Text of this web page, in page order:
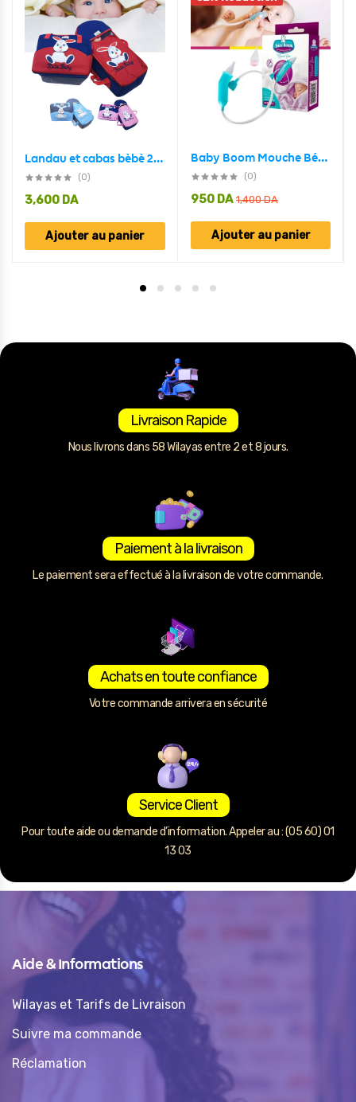
Landau et cabas bèbè 2en1dessin animè 3D
(0)
3,600 DA
Ajouter au panier
Baby Boom Mouche Bébé Par Aspiration-Nouveau-Né / Enfant
(0)
1,400DA
950 DA
Ajouter au panier
Livraison Rapide
Nous livrons dans 58 Wilayas entre 2 et 8 jours.
Paiement à la livraison
Le paiement sera effectué à la livraison de votre commande.
Achats en toute confiance
Votre commande arrivera en sécurité
Service Client
Pour toute aide ou demande d’information. Appeler au : (05 60) 01
13 03
Aide & Informations
Wilayas et Tarifs de Livraison
Suivre ma commande
Réclamation